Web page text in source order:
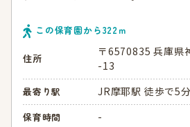
この保育園から322ｍ
住所
〒6570835 兵庫県
-13
最寄り駅 JR摩耶駅 徒歩で5分
保育時間 -